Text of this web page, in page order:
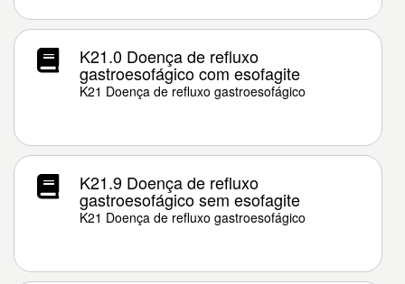
K21.0 Doença de refluxo
gastroesofágico com esofagite
K21 Doença de refluxo gastroesofágico
K21.9 Doença de refluxo
gastroesofágico sem esofagite
K21 Doença de refluxo gastroesofágico